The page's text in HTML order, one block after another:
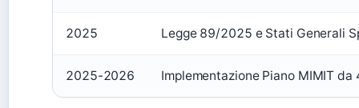
2025 Legge 89/2025 e Stati Generali
2025-2026 Implementazione Piano MIMIT da